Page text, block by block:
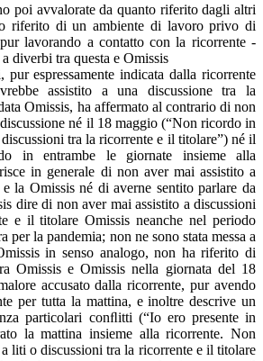
poi avvalorate da quanto riferito dagli altri
riferito di un ambiente di lavoro privo di
lavorando a contatto con la ricorrente -
diverbi tra questa e Omissis
espressamente indicata dalla ricorrente
assistito a una discussione tra la
Omissis, ha affermato al contrario di non
né il 18 maggio (“Non ricordo in
tra la ricorrente e il titolare”) né il
in entrambe le giornate insieme alla
in generale di non aver mai assistito a
la Omissis né di averne sentito parlare da
dire di non aver mai assistito a discussioni
e il titolare Omissis neanche nel periodo
per la pandemia; non ne sono stata messa a
in senso analogo, non ha riferito di
Omissis e Omissis nella giornata del 18
accusato dalla ricorrente, pur avendo
per tutta la mattina, e inoltre descrive un
particolari conﬂitti (“Io ero presente in
la mattina insieme alla ricorrente. Non
liti o discussioni tra la ricorrente e il titolare